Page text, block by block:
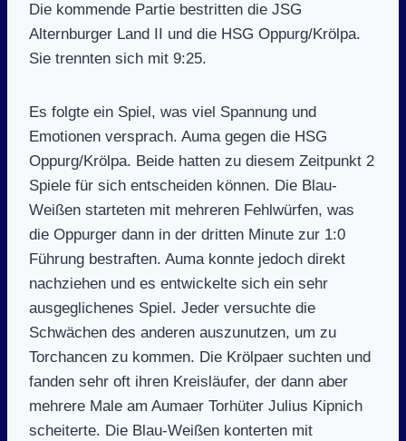
Die kommende Partie bestritten die JSG
Alternburger Land II und die HSG Oppurg/Krölpa.
Sie trennten sich mit 9:25.
Es folgte ein Spiel, was viel Spannung und
Emotionen versprach. Auma gegen die HSG
Oppurg/Krölpa. Beide hatten zu diesem Zeitpunkt 2
Spiele für sich entscheiden können. Die Blau-
Weißen starteten mit mehreren Fehlwürfen, was
die Oppurger dann in der dritten Minute zur 1:0
Führung bestraften. Auma konnte jedoch direkt
nachziehen und es entwickelte sich ein sehr
ausgeglichenes Spiel. Jeder versuchte die
Schwächen des anderen auszunutzen, um zu
Torchancen zu kommen. Die Krölpaer suchten und
fanden sehr oft ihren Kreisläufer, der dann aber
mehrere Male am Aumaer Torhüter Julius Kipnich
scheiterte. Die Blau-Weißen konterten mit